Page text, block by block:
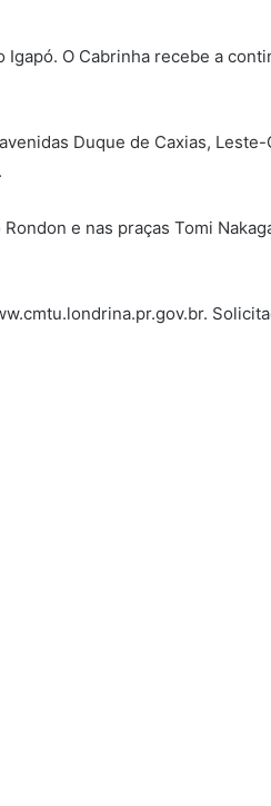
O Cabrinha recebe a
Duque de Caxias,
e nas praças Tomi